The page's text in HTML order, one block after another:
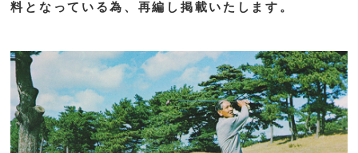
料となっている為、再編し掲載いたします。